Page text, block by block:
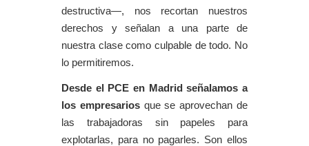
destructiva—, nos recortan nuestros
derechos y señalan a una parte de
nuestra clase como culpable de todo. No
lo permitiremos.
Desde el PCE en Madrid señalamos a
los empresariosque se aprovechan de
las trabajadoras sin papeles para
explotarlas, para no pagarles. Son ellos